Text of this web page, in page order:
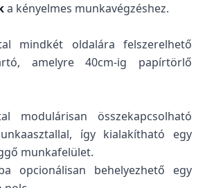
a kényelmes munkavégzéshez.
mindkét oldalára felszerelhető
amelyre 40cm-ig papírtörlő
modulárisan összekapcsolható
így kialakítható egy
munkafelület.
opcionálisan behelyezhető egy